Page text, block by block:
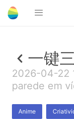
一键
2026-04-22
parede em
Anime